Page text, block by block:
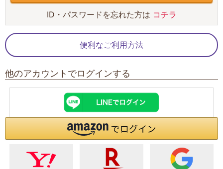
ID・パスワードを忘れた方は コチラ
便利なご利用方法
他のアカウントでログインする